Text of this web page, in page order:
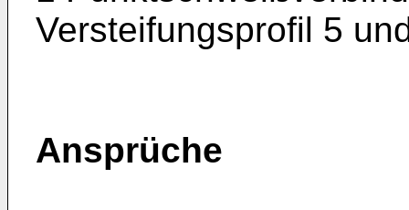
Versteifungsprofil 5
Ansprüche